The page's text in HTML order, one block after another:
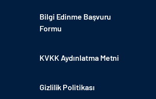
Bilgi Edinme Başvuru
Formu
KVKK Aydınlatma Metni
Gizlilik Politikası